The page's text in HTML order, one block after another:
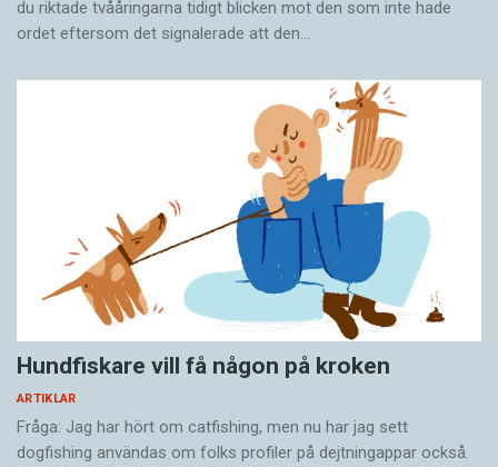
du riktade tvååringarna tidigt blicken mot den som inte hade
ordet eftersom det ­signalerade att den…
Hundfiskare vill få någon på kroken
ARTIKLAR
Fråga: Jag har hört om catfishing, men nu har jag sett
dogfishing användas om folks profiler på dejtningappar också.